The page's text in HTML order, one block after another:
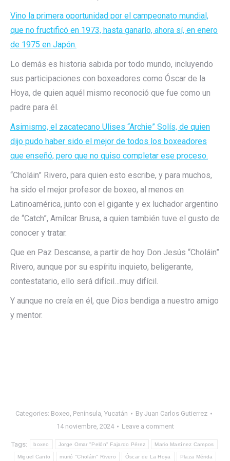
Vino la primera oportunidad por el campeonato mundial,
que no fructificó en 1973, hasta ganarlo, ahora sí, en enero
de 1975 en Japón.
Lo demás es historia sabida por todo mundo, incluyendo
sus participaciones con boxeadores como Óscar de la
Hoya, de quien aquél mismo reconoció que fue como un
padre para él.
Asimismo, el zacatecano Ulises “Archie” Solís, de quien
dijo pudo haber sido el mejor de todos los boxeadores
que enseñó, pero que no quiso completar ese proceso.
“Choláin” Rivero, para quien esto escribe, y para muchos,
ha sido el mejor profesor de boxeo, al menos en
Latinoamérica, junto con el gigante y ex luchador argentino
de “Catch”, Amílcar Brusa, a quien también tuve el gusto de
conocer y tratar.
Que en Paz Descanse, a partir de hoy Don Jesús “Choláin”
Rivero, aunque por su espíritu inquieto, beligerante,
contestatario, ello será difícil…muy difícil.
Y aunque no creía en él, que Dios bendiga a nuestro amigo
y mentor.
Categories: Boxeo, Península, Yucatán By Juan Carlos Gutierrez
14 noviembre, 2024
Leave a comment
Tags: boxeo Jorge Omar "Pelón" Fajardo Pérez Mario Martínez Campos
Miguel Canto murió "Choláin" Rivero Óscar de La Hoya Plaza Mérida